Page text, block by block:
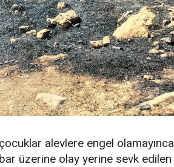
alevlere engel olamayınca
üzerine olay yerine sevk edilen